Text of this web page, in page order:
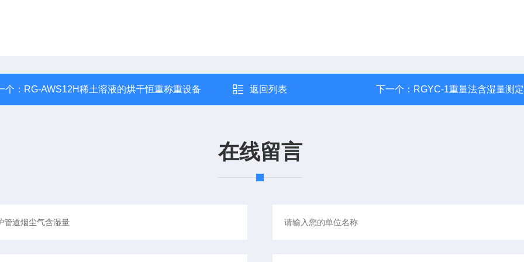
个： RG-AWS12H稀土溶液的烘干恒重称重设备 返回列表 下一个： RGYC-1重量法含湿量测
在线留言